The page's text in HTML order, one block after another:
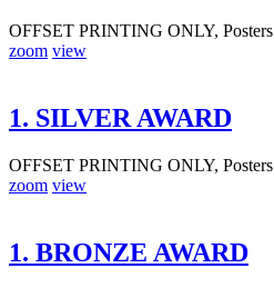
OFFSET PRINTING ONLY, Posters
zoom view
1. SILVER AWARD
OFFSET PRINTING ONLY, Posters
zoom view
1. BRONZE AWARD